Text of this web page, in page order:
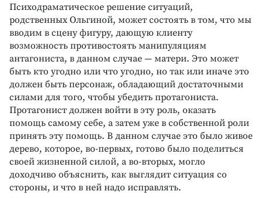
Психодраматическое решение ситуаций,
родственных Ольгиной, может состоять в том, что мы
вводим в сцену фигуру, дающую клиенту
возможность противостоять манипуляциям
антагониста, в данном случае — матери. Это может
быть кто угодно или что угодно, но так или иначе это
должен быть персонаж, обладающий достаточными
силами для того, чтобы убедить протагониста.
Протагонист должен войти в эту роль, оказать
помощь самому себе, а затем уже в собственной роли
принять эту помощь. В данном случае это было живое
дерево, которое, во-первых, готово было поделиться
своей жизненной силой, а во-вторых, могло
доходчиво объяснить, как выглядит ситуация со
стороны, и что в ней надо исправлять.